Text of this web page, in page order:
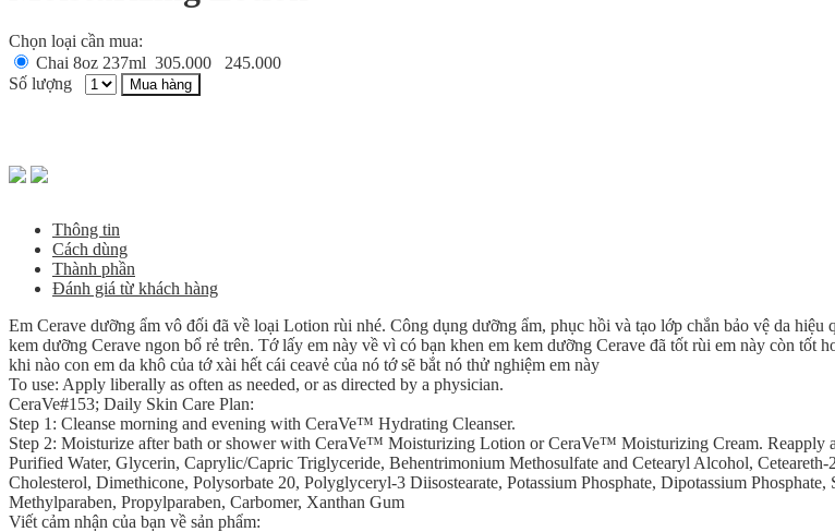
Chọn loại cần mua:
Chai 8oz 237ml 305.000
245.000
Số lượng
Mua hàng
Thông tin
Cách dùng
Thành phần
Đánh giá từ khách hàng
Em Cerave dưỡng ẩm vô đối đã về loại Lotion rùi nhé. Công dụng dưỡng ẩm, phục hồi và tạo lớp chắn bảo vệ da
kem dưỡng Cerave ngon bổ rẻ trên. Tớ lấy em này về vì có bạn khen em kem dưỡng Cerave đã tốt rùi em này còn
khi nào con em da khô của tớ xài hết cái ceavẻ của nó tớ sẽ bắt nó thử nghiệm em này
To use: Apply liberally as often as needed, or as directed by a physician.
CeraVe#153; Daily Skin Care Plan:
Step 1: Cleanse morning and evening with CeraVe™ Hydrating Cleanser.
Step 2: Moisturize after bath or shower with CeraVe™ Moisturizing Lotion or CeraVe™ Moisturizing Cream. Reapply
Purified Water, Glycerin, Caprylic/Capric Triglyceride, Behentrimonium Methosulfate and Cetearyl Alcohol,
Cholesterol, Dimethicone, Polysorbate 20, Polyglyceryl-3 Diisostearate, Potassium Phosphate, Dipotassium
Methylparaben, Propylparaben, Carbomer, Xanthan Gum
Viết cảm nhận của bạn về sản phẩm: